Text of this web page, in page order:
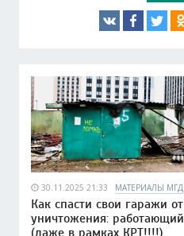
30.11.2025 21:33 МАТЕРИАЛЫ МГД
Как спасти свои гаражи от
уничтожения: работающий
(даже в рамках КРТ!!!!)